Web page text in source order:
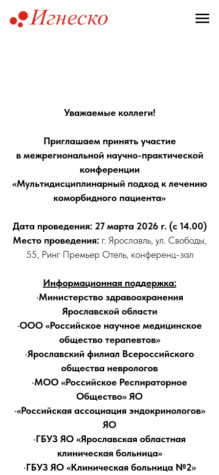
Уважаемые коллеги!
Приглашаем принять участие
в межрегиональной научно-практической
конференции
«Мультидисциплинарный подход к лечению
коморбидного пациента»
Дата проведения: 27 марта 2026 г. (с 14.00)
Место проведения: г. Ярославль, ул. Свободы,
55, Ринг Премьер Отель, конференц-зал
Информационная поддержка:
·Министерство здравоохранения
Ярославской области
·ООО «Российское научное медицинское
общество терапевтов»
·Ярославский филиал Всероссийского
общества неврологов
·МОО «Российское Респираторное
Общество» ЯО
·«Российская ассоциация эндокринологов»
ЯО
·ГБУЗ ЯО «Ярославская областная
клиническая больница»
·ГБУЗ ЯО «Клиническая больница №2»